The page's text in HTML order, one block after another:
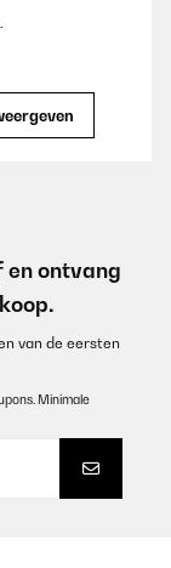
an und kocht
es, Fisch oder
das Teil
verbringen
BEOORDELING
en ontvang
van de eersten
Minimale